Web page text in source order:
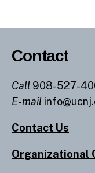
Contact
Call 908-527-
E-mail
Contact Us
Organizational